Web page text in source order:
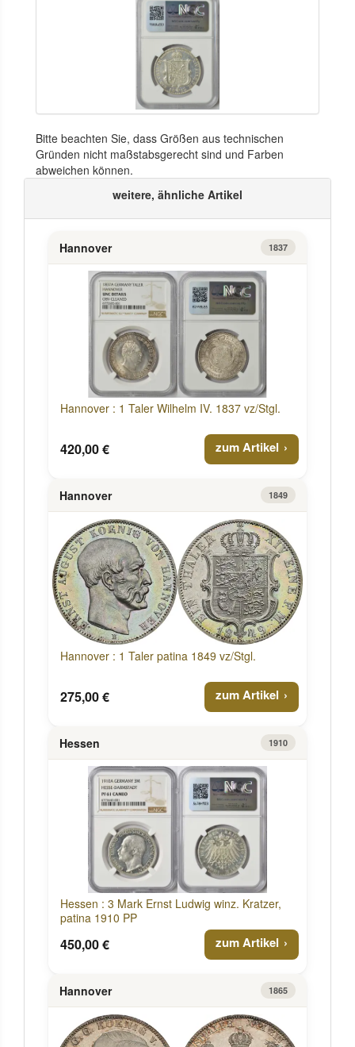
Bitte beachten Sie, dass Größen aus technischen
Gründen nicht maßstabsgerecht sind und Farben
abweichen können.
weitere, ähnliche Artikel
Hannover 1837
Hannover : 1 Taler Wilhelm IV. 1837 vz/Stgl.
420,00 € zum Artikel
Hannover 1849
Hannover : 1 Taler patina 1849 vz/Stgl.
275,00 € zum Artikel
Hessen 1910
Hessen : 3 Mark Ernst Ludwig winz. Kratzer,
patina 1910 PP
450,00 € zum Artikel
Hannover 1865